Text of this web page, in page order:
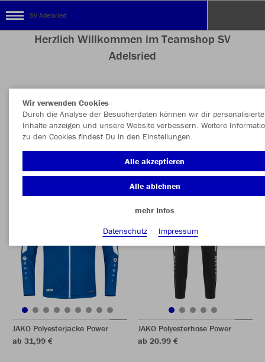
SV Adelsried
Herzlich Willkommen im Teamshop SV
Adelsried
Nachhaltig Farbe
JAKO Polyesterjacke Power
ab 31,99 €
JAKO Polyesterhose Power
ab 20,99 €
Wir verwenden Cookies
Durch die Analyse der Besucherdaten können wir dir personalisierte
Inhalte anzeigen und unsere Website verbessern. Weitere
zu den Cookies findest Du in den Einstellungen.
Alle akzeptieren
Alle ablehnen
mehr Infos
Datenschutz
Impressum